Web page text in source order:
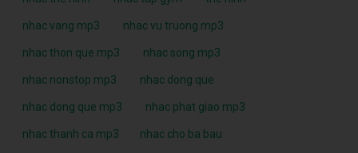
nhac vang mp3 nhac vu truong mp3
nhac thon que mp3 nhac song mp3
nhac nonstop mp3 nhac dong que
nhac dong que mp3 nhac phat giao mp3
nhac thanh ca mp3 nhac cho ba bau